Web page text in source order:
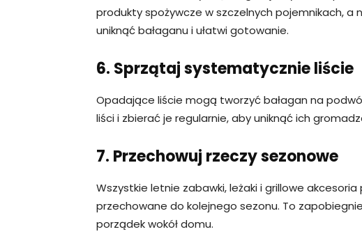
produkty spożywcze w szczelnych pojemnikach, a
uniknąć bałaganu i ułatwi gotowanie.
6. Sprzątaj systematycznie liście
Opadające liście mogą tworzyć bałagan na
liści i zbierać je regularnie, aby uniknąć ich
7. Przechowuj rzeczy sezonowe
Wszystkie letnie zabawki, leżaki i grillowe
przechowane do kolejnego sezonu. To
porządek wokół domu.